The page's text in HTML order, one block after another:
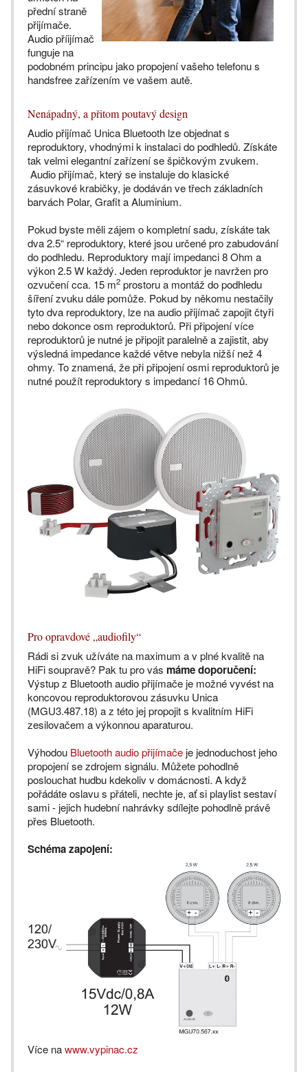
přední straně
přijímače.
Audio příijímač
funguje na
podobném principu jako propojení vašeho telefonu s
handsfree zařízením ve vašem autě.
Nenápadný, a přitom poutavý design
Audio přijímač Unica Bluetooth lze objednat s
reproduktory, vhodnými k instalaci do podhledů. Získáte
tak velmi elegantní zařízení se špičkovým zvukem.
Audio přijímač, který se instaluje do klasické
zásuvkové krabičky, je dodáván ve třech základních
barvách Polar, Grafit a Aluminium.
Pokud byste měli zájem o kompletní sadu, získáte tak
dva 2.5“ reproduktory, které jsou určené pro zabudování
do podhledu. Reproduktory mají impedanci 8 Ohm a
výkon 2.5 W každý. Jeden reproduktor je navržen pro
ozvučení cca. 15 m2 prostoru a montáž do podhledu
šíření zvuku dále pomůže. Pokud by někomu nestačily
tyto dva reproduktory, lze na audio přijímač zapojit čtyři
nebo dokonce osm reproduktorů. Při připojení více
reproduktorů je nutné je připojit paralelně a zajistit, aby
výsledná impedance každé větve nebyla nižší než 4
ohmy. To znamená, že při připojení osmi reproduktorů je
nutné použít reproduktory s impedancí 16 Ohmů.
Pro opravdové „audiofily“
Rádi si zvuk užíváte na maximum a v plné kvalitě na
HiFi soupravě? Pak tu pro vás máme doporučení:
Výstup z Bluetooth audio přijímače je možné vyvést na
koncovou reproduktorovou zásuvku Unica
(MGU3.487.18) a z této jej propojit s kvalitním HiFi
zesilovačem a výkonnou aparaturou.
Výhodou Bluetooth audio přijímače je jednoduchost jeho
propojení se zdrojem signálu. Můžete pohodlně
poslouchat hudbu kdekoliv v domácnosti. A když
pořádáte oslavu s přáteli, nechte je, ať si playlist sestaví
sami - jejich hudební nahrávky sdílejte pohodlně právě
přes Bluetooth.
Schéma zapojení:
Více nawww.vypinac.cz